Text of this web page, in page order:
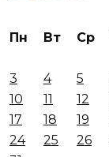
Пн Вт Ср
3
4 5
10
11 12
17
18 19
24
25 26